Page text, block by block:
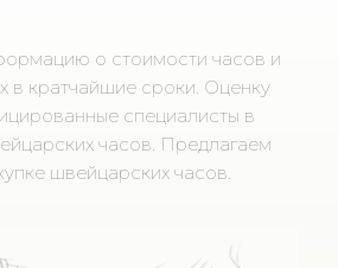
о стоимости часов и
в кратчайшие сроки. Оценку
специалисты в
часов. Предлагаем
швейцарских часов.